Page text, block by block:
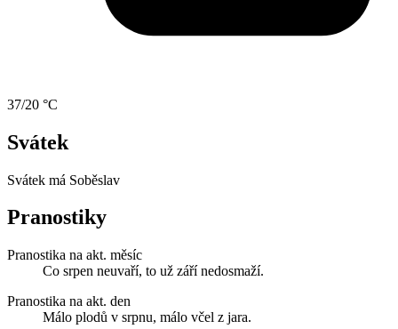
37/20 °C
Svátek
Svátek má Soběslav
Pranostiky
Pranostika na akt. měsíc
Co srpen neuvaří, to už září nedosmaží.
Pranostika na akt. den
Málo plodů v srpnu, málo včel z jara.